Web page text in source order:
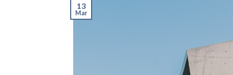
13
Mar